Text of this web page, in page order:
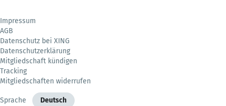
Impressum
AGB
Datenschutz bei XING
Datenschutzerklärung
Mitgliedschaft kündigen
Tracking
Mitgliedschaften widerrufen
Sprache Deutsch